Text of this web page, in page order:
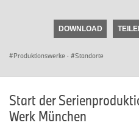
DOWNLOAD
Produktionswerke · Standorte
Start der
Werk München